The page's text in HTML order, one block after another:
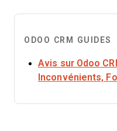
ODOO CRM GUIDES
Avis sur Odoo
Inconvénients,